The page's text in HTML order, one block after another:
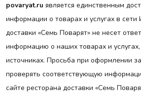
povaryat.ru является единственным
информации о товарах и услугах в сети
доставки «Семь Поварят» не несет
информацию о наших товарах и
источниках. Просьба при оформлении
проверять соответствующую
сайте ресторана доставки «Семь